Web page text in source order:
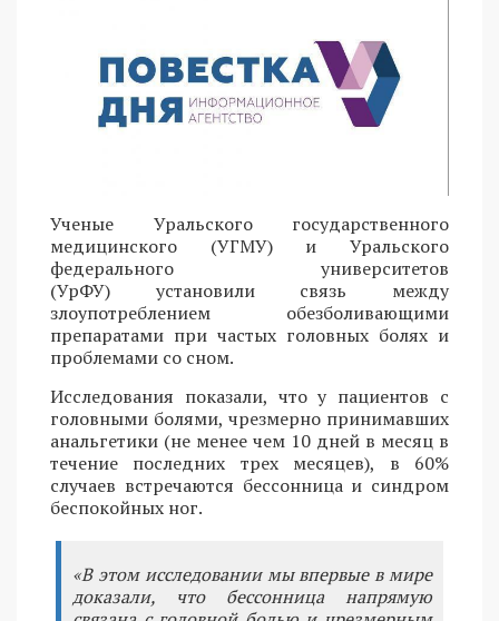
Ученые Уральского государственного
медицинского (УГМУ) и Уральского
федерального университетов
(УрФУ) установили связь между
злоупотреблением обезболивающими
препаратами при частых головных болях и
проблемами со сном.
Исследования показали, что у пациентов с
головными болями, чрезмерно принимавших
анальгетики (не менее чем 10 дней в месяц в
течение последних трех месяцев), в 60%
случаев встречаются бессонница и синдром
беспокойных ног.
«В этом исследовании мы впервые в мире
доказали, что бессонница напрямую